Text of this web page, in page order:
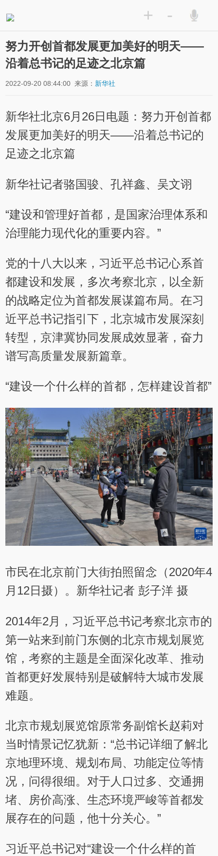
+ -
努力开创首都发展更加美好的明天——
沿着总书记的足迹之北京篇
2022-09-20 08:44:00 来源： 新华社
新华社北京6月26日电题：努力开创首都
发展更加美好的明天——沿着总书记的
足迹之北京篇
新华社记者骆国骏、孔祥鑫、吴文诩
“建设和管理好首都，是国家治理体系和
治理能力现代化的重要内容。”
党的十八大以来，习近平总书记心系首
都建设和发展，多次考察北京，以全新
的战略定位为首都发展谋篇布局。在习
近平总书记指引下，北京城市发展深刻
转型，京津冀协同发展成效显著，奋力
谱写高质量发展新篇章。
“建设一个什么样的首都，怎样建设首都”
市民在北京前门大街拍照留念（2020年4
月12日摄）。新华社记者 彭子洋 摄
2014年2月，习近平总书记考察北京市的
第一站来到前门东侧的北京市规划展览
馆，考察的主题是全面深化改革、推动
首都更好发展特别是破解特大城市发展
难题。
北京市规划展览馆原常务副馆长赵莉对
当时情景记忆犹新：“总书记详细了解北
京地理环境、规划布局、功能定位等情
况，问得很细。对于人口过多、交通拥
堵、房价高涨、生态环境严峻等首都发
展存在的问题，他十分关心。”
习近平总书记对“建设一个什么样的首